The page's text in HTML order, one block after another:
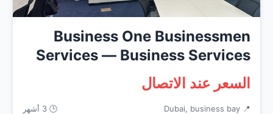
Business One Businessmen
Services — Business Services
in ...
السعر عند الاتصال
📍 Dubai, business bay
🕒 3 أشهر